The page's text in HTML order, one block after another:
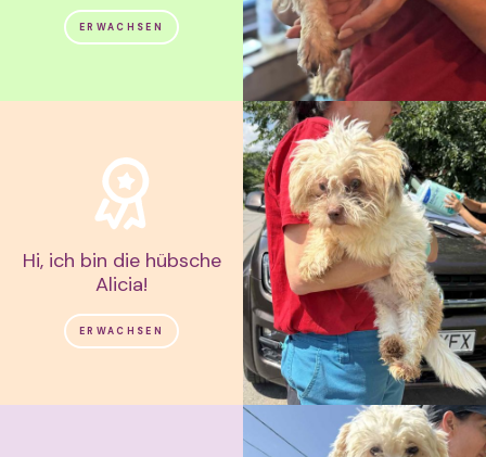
ERWACHSEN
Hi, ich bin die hübsche
Alicia!
ERWACHSEN